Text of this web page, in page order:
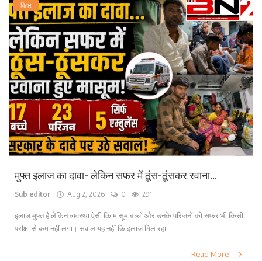
बिहार
मुफ्त इलाज का दावा- लेकिन सफर में ठूंस-ठूंसकर रवाना...
Sub editor Aug 2, 2026 0 291
इलाज मुफ्त है लेकिन व्यवस्था ऐसी कि मासूम बच्चों और उनके परिजनों को सफर भी किसी
परीक्षा से कम नहीं लगा। सवाल यह नहीं कि इलाज मिल रहा...
Read More